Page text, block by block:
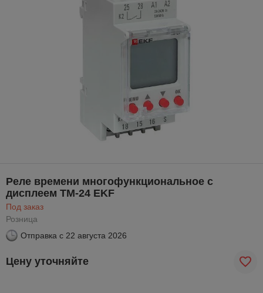
Реле времени многофункциональное с
дисплеем ТМ-24 EKF
Под заказ
Розница
Отправка с 22 августа 2026
Цену уточняйте